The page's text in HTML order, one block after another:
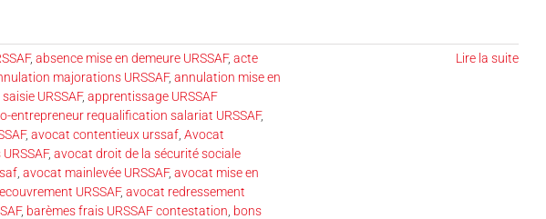
, absence mise en demeure URSSAF, acte
majorations URSSAF, annulation mise en
URSSAF, apprentissage URSSAF
entrepreneur requalification salariat URSSAF,
, avocat contentieux urssaf Avocat
, avocat droit de la sécurité sociale
avocat mainlevée URSSAF, avocat mise en
URSSAF, avocat redressement
, barèmes frais URSSAF contestation bons
Lire la suite